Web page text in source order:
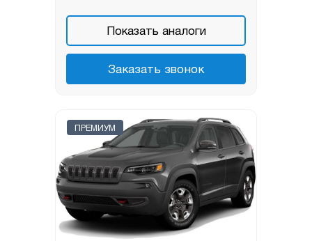
Показать аналоги
Заказать звонок
ПРЕМИУМ